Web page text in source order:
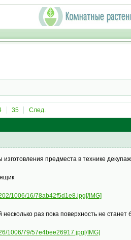
35 След.
изготовления предместа в технике
1006/16/78ab42f5d1e8.jpg[/IMG]
несколько раз пока поверхность не
1006/79/57e4bee26917.jpg[/IMG]